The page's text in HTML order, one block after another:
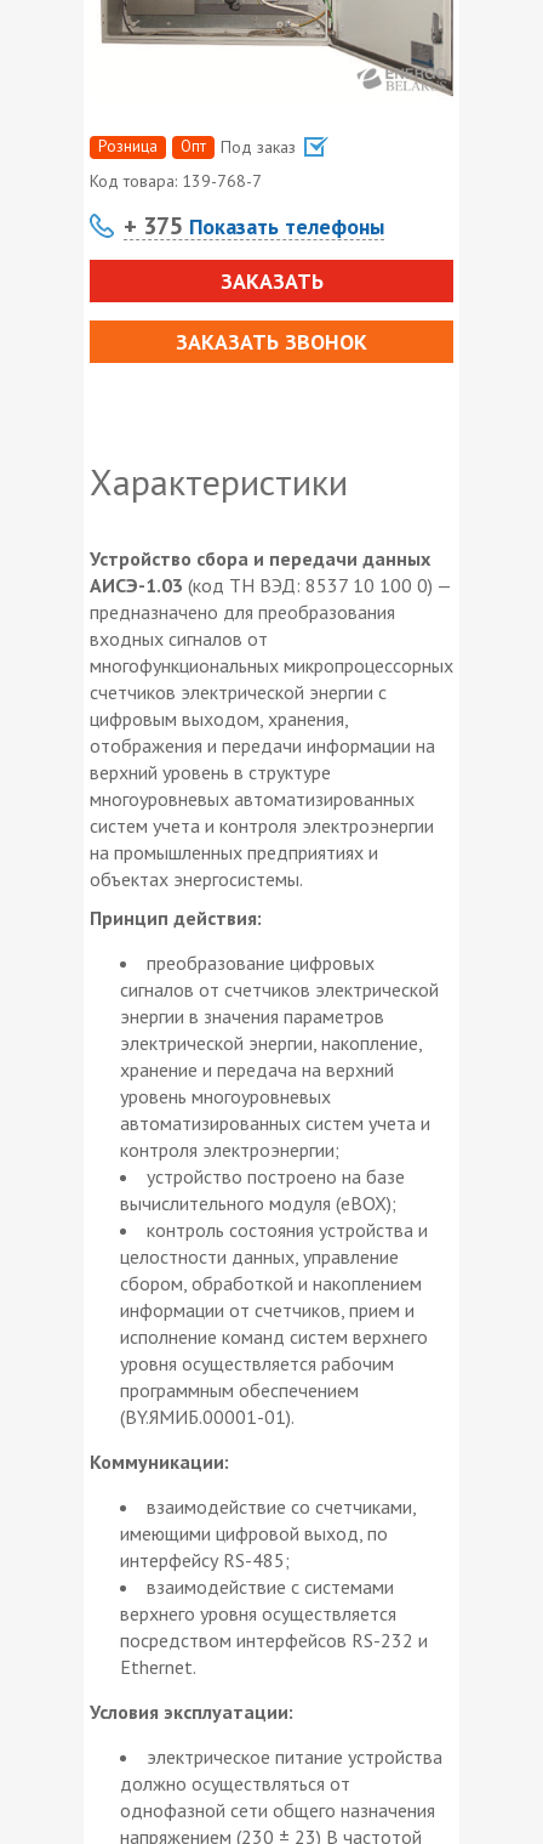
Розница Опт
Под заказ
Код товара: 139-768-7
+ 375 Показать телефоны
ЗАКАЗАТЬ
ЗАКАЗАТЬ ЗВОНОК
Характеристики
Устройство сбора и передачи данных
АИСЭ-1.03 (код ТН ВЭД: 8537 10 100 0) —
предназначено для преобразования
входных сигналов от
многофункциональных микропроцессорных
счетчиков электрической энергии с
цифровым выходом, хранения,
отображения и передачи информации на
верхний уровень в структуре
многоуровневых автоматизированных
систем учета и контроля электроэнергии
на промышленных предприятиях и
объектах энергосистемы.
Принцип действия:
преобразование цифровых
сигналов от счетчиков электрической
энергии в значения параметров
электрической энергии, накопление,
хранение и передача на верхний
уровень многоуровневых
автоматизированных систем учета и
контроля электроэнергии;
устройство построено на базе
вычислительного модуля (eBOX);
контроль состояния устройства и
целостности данных, управление
сбором, обработкой и накоплением
информации от счетчиков, прием и
исполнение команд систем верхнего
уровня осуществляется рабочим
программным обеспечением
(BY.ЯМИБ.00001-01).
Коммуникации:
взаимодействие со счетчиками,
имеющими цифровой выход, по
интерфейсу RS-485;
взаимодействие с системами
верхнего уровня осуществляется
посредством интерфейсов RS-232 и
Ethernet.
Условия эксплуатации:
электрическое питание устройства
должно осуществляться от
однофазной сети общего назначения
напряжением (230 ± 23) В частотой